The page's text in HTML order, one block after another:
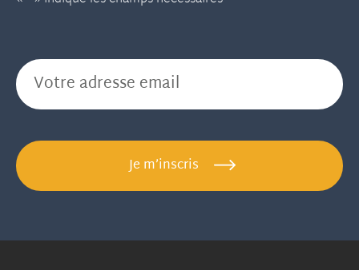
E-mail*
Je m’inscris